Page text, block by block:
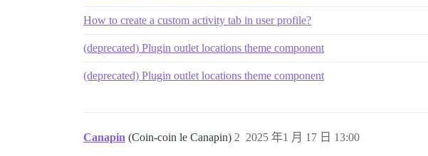
How to create a custom activity tab in user profile?
(deprecated) Plugin outlet locations theme component
(deprecated) Plugin outlet locations theme component
Canapin (Coin-coin le Canapin) 2025 年1 月 17 日 13:00
2